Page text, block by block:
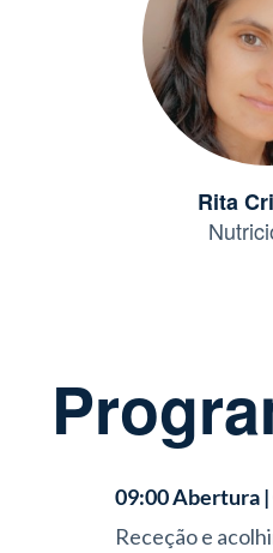
Rita
09:00Abertura|
Receção e